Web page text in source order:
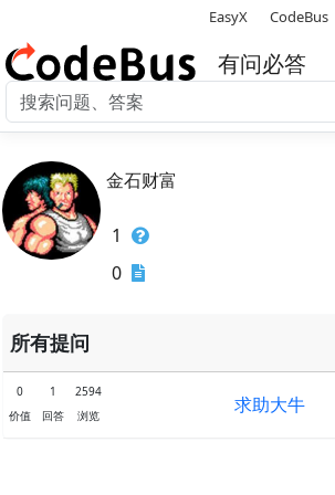
EasyX CodeBus
有问必答
金石财富
1
0
所有提问
0
价值
1
回答
2594
浏览
求助大牛